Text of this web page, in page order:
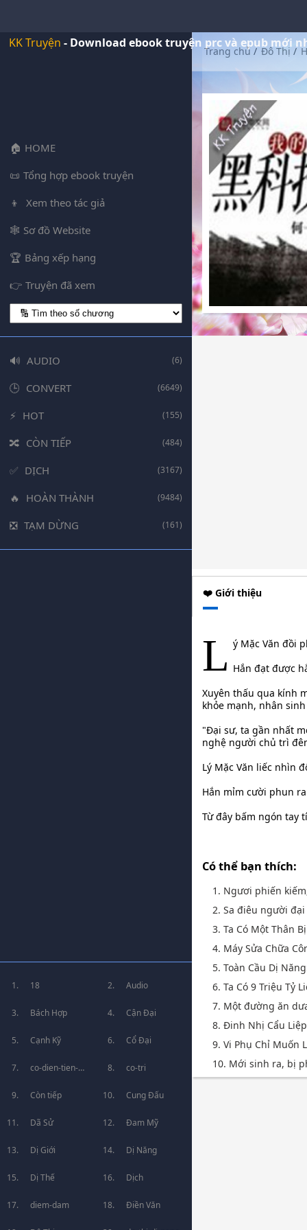
KK Truyện - Download ebook truyện prc và epub mới
HOME
Tổng hợp ebook truyện
Xem theo tác giả
Sơ đồ Website
Bảng xếp hạng
Truyện đã xem
AUDIO (6)
CONVERT (6649)
HOT (155)
CÒN TIẾP (484)
DỊCH (3167)
HOÀN THÀNH (9484)
TẠM DỪNG (161)
18 Audio
Bách Hợp Cận Đại
Cạnh Kỹ Cổ Đại
co-dien-tien-
hiep
co-tri
Còn tiếp Cung Đấu
Dã Sử Đam Mỹ
Dị Giới Dị Năng
Dị Thế Dịch
diem-dam Điền Văn
Trang chủ/ Đô Thị/
❤️ Giới thiệu
L ý Mặc Văn đồi
Hắn đạt được
Xuyên thấu qua kính
khỏe mạnh, nhân
"Đại sư, ta gần nhất
nghệ người chủ trì
Lý Mặc Văn liếc nhìn
Hắn mỉm cười phun
Từ đây bấm ngón tay
Có thể bạn thích:
1. Ngươi phiến
2. Sa điêu người
3. Ta Có Một Thân
4. Máy Sửa Chữa
5. Toàn Cầu Dị
6. Ta Có 9 Triệu Tỷ
7. Một đường ăn
8. Đinh Nhị Cẩu
9. Vi Phụ Chỉ Muốn
10. Mới sinh ra, bị